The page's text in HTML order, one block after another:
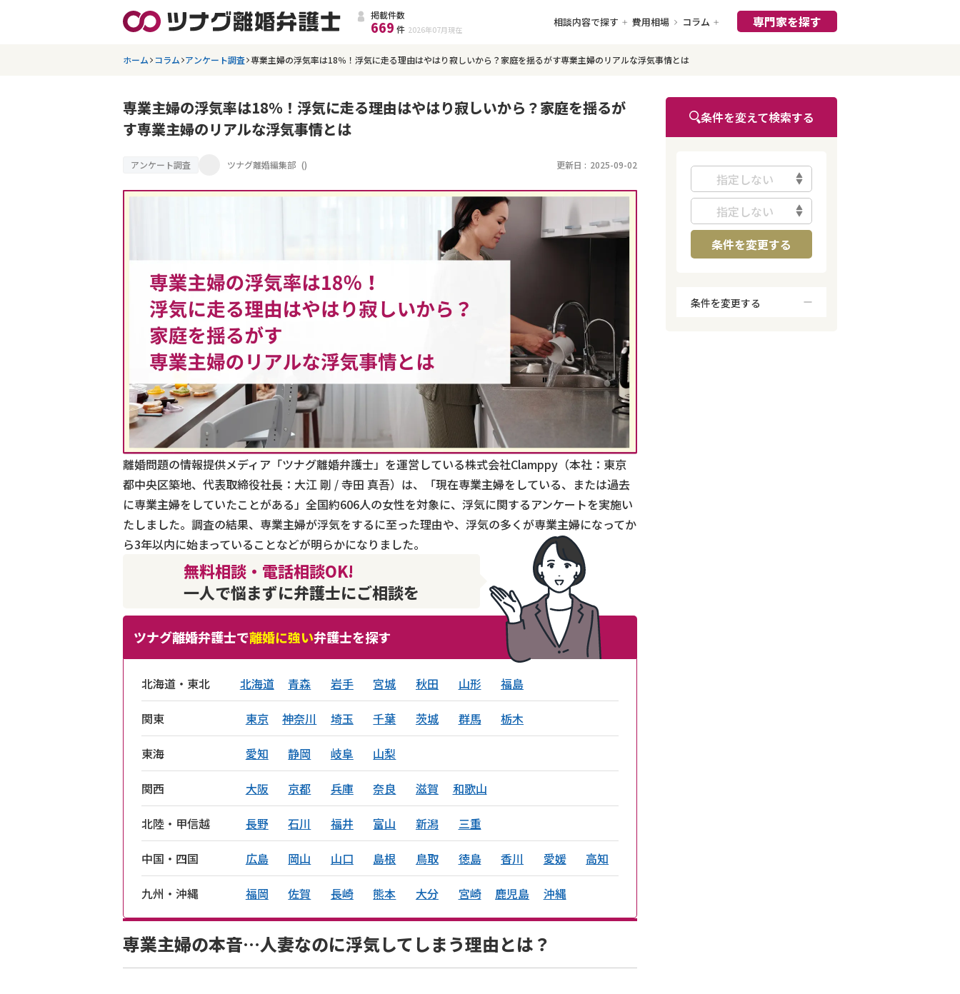
掲載件数
669 件 2026年07月 現在
相談内容で探す 費用相場 コラム 専門家を探す
ホーム コラム アンケート調査 専業主婦の浮気率は18％！浮気に走る理由はやはり寂しいから？家庭を揺るがす専業主婦のリアルな浮気事情とは
専業主婦の浮気率は18％！浮気に走る理由はやはり寂しいから？家庭を揺るが
す専業主婦のリアルな浮気事情とは
アンケート調査 ツナグ離婚編集部 () 更新日 : 2025-09-02
離婚問題の情報提供メディア「ツナグ離婚弁護士」を運営している株式会社Clamppy（本社：東京
都中央区築地、代表取締役社長：大江 剛 / 寺田 真吾）は、「現在専業主婦をしている、または過去
に専業主婦をしていたことがある」全国約606人の女性を対象に、浮気に関するアンケートを実施い
たしました。調査の結果、専業主婦が浮気をするに至った理由や、浮気の多くが専業主婦になってか
ら3年以内に始まっていることなどが明らかになりました。
無料相談・電話相談OK!
一人で悩まずに弁護士にご相談を
ツナグ離婚弁護士で離婚に強い弁護士を探す
北海道・東北 北海道 青森 岩手 宮城 秋田 山形 福島
関東 東京 神奈川 埼玉 千葉 茨城 群馬 栃木
東海 愛知 静岡 岐阜 山梨
関西 大阪 京都 兵庫 奈良 滋賀 和歌山
北陸・甲信越 長野 石川 福井 富山 新潟 三重
中国・四国 広島 岡山 山口 島根 鳥取 徳島 香川 愛媛 高知
九州・沖縄 福岡 佐賀 長崎 熊本 大分 宮崎 鹿児島 沖縄
専業主婦の本音…人妻なのに浮気してしまう理由とは？
条件を変えて検索する
指定しない
指定しない
条件を変更する
条件を変更する